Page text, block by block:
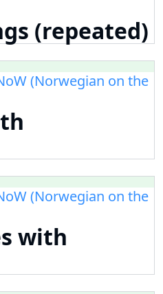
(repeated)
(Norwegian on the
(Norwegian on the
with